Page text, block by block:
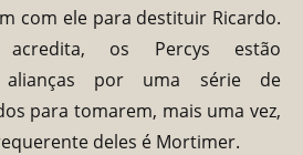
com ele para destituir Ricardo.
acredita, os Percys estão
alianças por uma série de
para tomarem, mais uma vez,
deles é Mortimer.